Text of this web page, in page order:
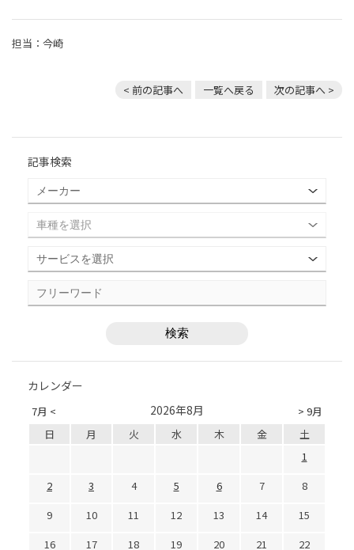
担当：今崎
< 前の記事へ 一覧へ戻る 次の記事へ >
記事検索
カレンダー
7月 < > 9月
2026年8月
日 月 火 水 木 金
土
1
2
3 4 5 6 7
8
9
10 11 12 13 14
15
16
17 18 19 20 21 22